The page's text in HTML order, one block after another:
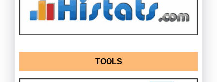
TOOLS